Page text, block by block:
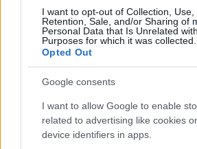
I want to opt-out of Collection, Use,
Retention, Sale, and/or Sharing of
Personal Data that Is Unrelated
Purposes for which it was collected.
Opted Out
Google consents
I want to allow Google to enable
related to advertising like cookies
device identifiers in apps.
Népszerű